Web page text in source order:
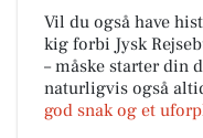
Vil du også have
kig forbi Jysk
– måske starter din
naturligvis også
god snak og et